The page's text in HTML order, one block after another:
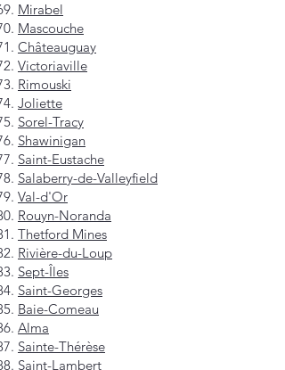
Mirabel
Mascouche
Châteauguay
Victoriaville
Rimouski
Joliette
Sorel-Tracy
Shawinigan
Saint-Eustache
Salaberry-de-Valleyfield
Val-d'Or
Rouyn-Noranda
Thetford Mines
Rivière-du-Loup
Sept-Îles
Saint-Georges
Baie-Comeau
Alma
Sainte-Thérèse
Saint-Lambert